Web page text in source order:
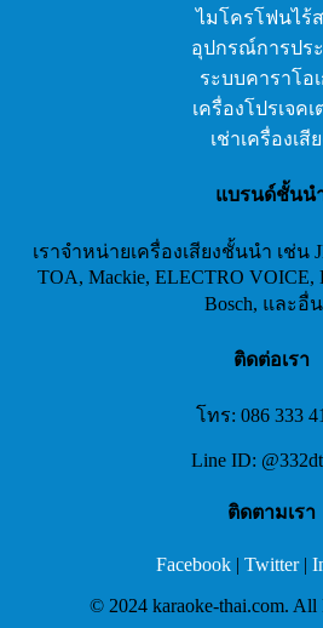
ไมโครโฟนไร้
อุปกรณ์การปร
ระบบคาราโอเ
เครื่องโปรเจคเ
เช่าเครื่องเสี
แบรนด์ชั้นน
เราจำหน่ายเครื่องเสียงชั้นนำ เช่น
TOA, Mackie, ELECTRO VOICE,
Bosch, และอื่
ติดต่อเรา
โทร: 086 333
Line ID:
ติดตามเรา
Facebook| Twitter|
© 2024 karaoke-thai.com. All